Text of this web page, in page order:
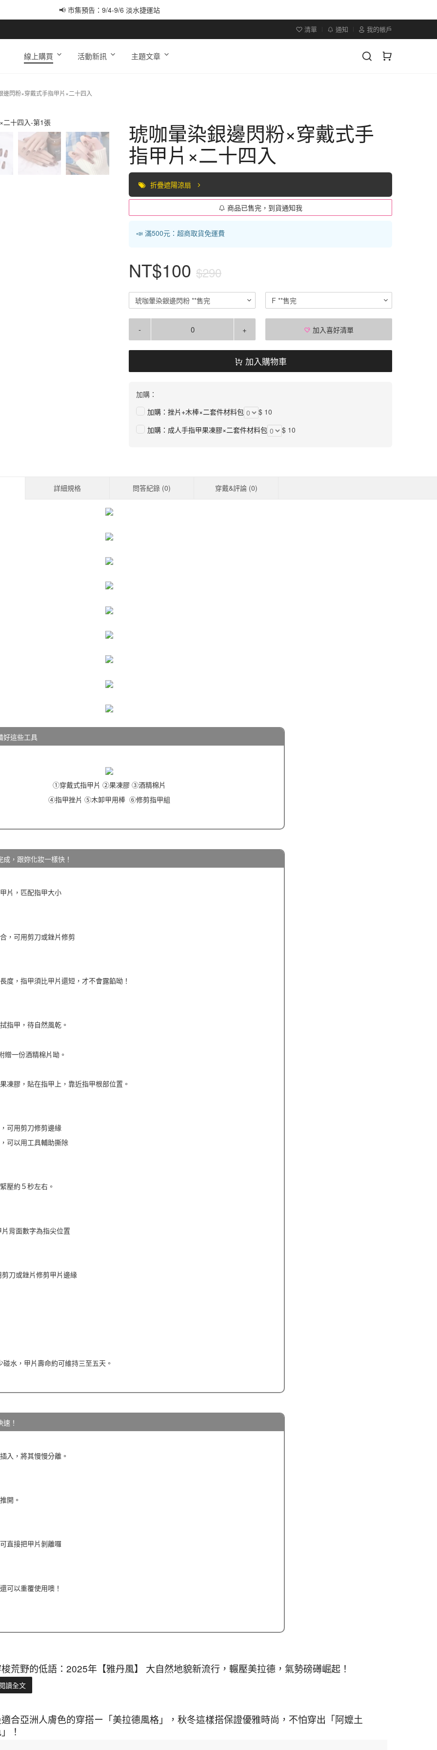
📢 市集預告：9/4-9/6 淡水捷運站
清單 通知 我的帳戶
線上購買 活動新訊 主題文章
邊閃粉×穿戴式手指甲片×二十四入
琥咖暈染銀邊閃粉×穿戴式手
指甲片×二十四入
折疊遮陽涼扇
商品已售完，到貨通知我
📣 滿500元：超商取貨免運費
NT$100 $290
琥咖暈染銀邊閃粉 **售完 F **售完
- + 加入喜好清單
加入購物車
加購：
加購：挫片+木棒×二套件材料包
$ 10
加購：成人手指甲果凍膠×二套件材料包
$ 10
詳細規格 問答紀錄 (0) 穿戴&評論 (0)
好這些工具
①穿戴式指甲片 ②果凍膠 ③酒精棉片
④指甲挫片 ⑤木卸甲用棒 ⑥修剪指甲組
，跟妳化妝一樣快！
片，匹配指甲大小
，可用剪刀或銼片修剪
度，指甲須比甲片還短，才不會露餡呦！
指甲，待自然風乾。
贈一份酒精棉片呦。
凍膠，貼在指甲上，靠近指甲根部位置。
可用剪刀修剪邊緣
可以用工具輔助撕除
壓約５秒左右。
背面數字為指尖位置
刀或銼片修剪甲片邊緣
水，甲片壽命約可維持三至五天。
！
入，將其慢慢分離。
開。
直接把甲片剝離囉
可以重覆使用噢！
荒野的低語：2025年【雅丹風】 大自然地貌新流行，輾壓美拉德，氣勢磅礡崛起！
讀全文
合亞洲人膚色的穿搭ー「美拉德風格」，秋冬這樣搭保證優雅時尚，不怕穿出「阿嬤土
！